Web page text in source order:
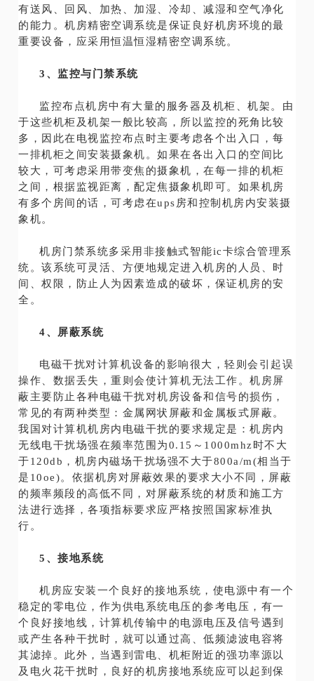
有送风、回风、加热、加湿、冷却、减湿和空气净化
的能力。机房精密空调系统是保证良好机房环境的最
重要设备，应采用恒温恒湿精密空调系统。
3、监控与门禁系统
监控布点机房中有大量的服务器及机柜、机架。由
于这些机柜及机架一般比较高，所以监控的死角比较
多，因此在电视监控布点时主要考虑各个出入口，每
一排机柜之间安装摄象机。如果在各出入口的空间比
较大，可考虑采用带变焦的摄象机，在每一排的机柜
之间，根据监视距离，配定焦摄象机即可。如果机房
有多个房间的话，可考虑在ups房和控制机房内安装摄
象机。
机房门禁系统多采用非接触式智能ic卡综合管理系
统。该系统可灵活、方便地规定进入机房的人员、时
间、权限，防止人为因素造成的破坏，保证机房的安
全。
4、屏蔽系统
电磁干扰对计算机设备的影响很大，轻则会引起误
操作、数据丢失，重则会使计算机无法工作。机房屏
蔽主要防止各种电磁干扰对机房设备和信号的损伤，
常见的有两种类型：金属网状屏蔽和金属板式屏蔽。
我国对计算机机房内电磁干扰的要求规定是：机房内
无线电干扰场强在频率范围为0.15～1000mhz时不大
于120db，机房内磁场干扰场强不大于800a/m(相当于
是10oe)。依据机房对屏蔽效果的要求大小不同，屏蔽
的频率频段的高低不同，对屏蔽系统的材质和施工方
法进行选择，各项指标要求应严格按照国家标准执
行。
5、接地系统
机房应安装一个良好的接地系统，使电源中有一个
稳定的零电位，作为供电系统电压的参考电压，有一
个良好接地线，计算机传输中的电源电压及信号遇到
或产生各种干扰时，就可以通过高、低频滤波电容将
其滤掉。此外，当遇到雷电、机柜附近的强功率源以
及电火花干扰时，良好的机房接地系统应可以起到保